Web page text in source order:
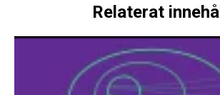
Relaterat innehåll